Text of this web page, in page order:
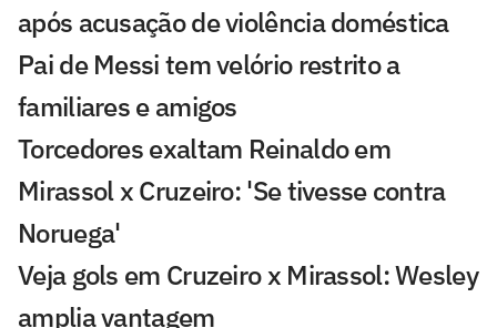
após acusação de violência doméstica
Pai de Messi tem velório restrito a
familiares e amigos
Torcedores exaltam Reinaldo em
Mirassol x Cruzeiro: 'Se tivesse contra
Noruega'
Veja gols em Cruzeiro x Mirassol: Wesley
amplia vantagem